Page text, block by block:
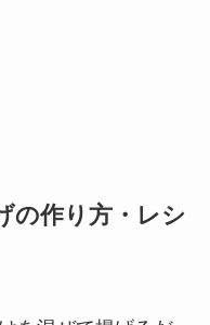
の作り方・レシ